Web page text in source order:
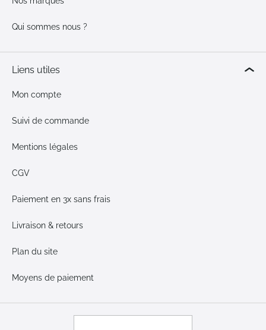
Qui sommes nous ?
Liens utiles
Mon compte
Suivi de commande
Mentions légales
CGV
Paiement en 3x sans frais
Livraison & retours
Plan du site
Moyens de paiement